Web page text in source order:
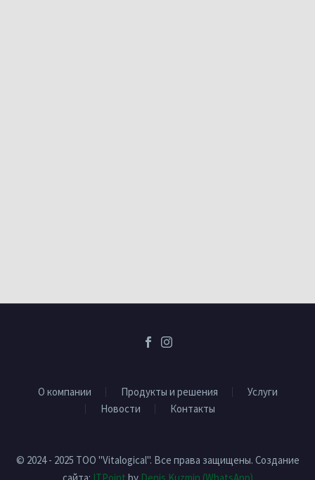
О компании Продукты и решения
Услуги
Новости
Контакты
© 2024 - 2025 ТОО "Vitalogical". Все права защищены. Создание